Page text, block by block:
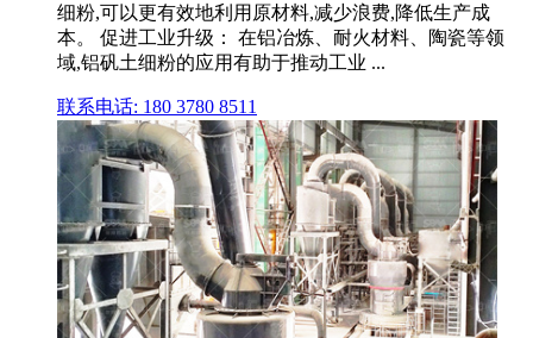
细粉,可以更有效地利用原材料,减少浪费,降低生产成
本。 促进工业升级： 在铝冶炼、耐火材料、陶瓷等领
域,铝矾土细粉的应用有助于推动工业 ...
联系电话: 180 3780 8511